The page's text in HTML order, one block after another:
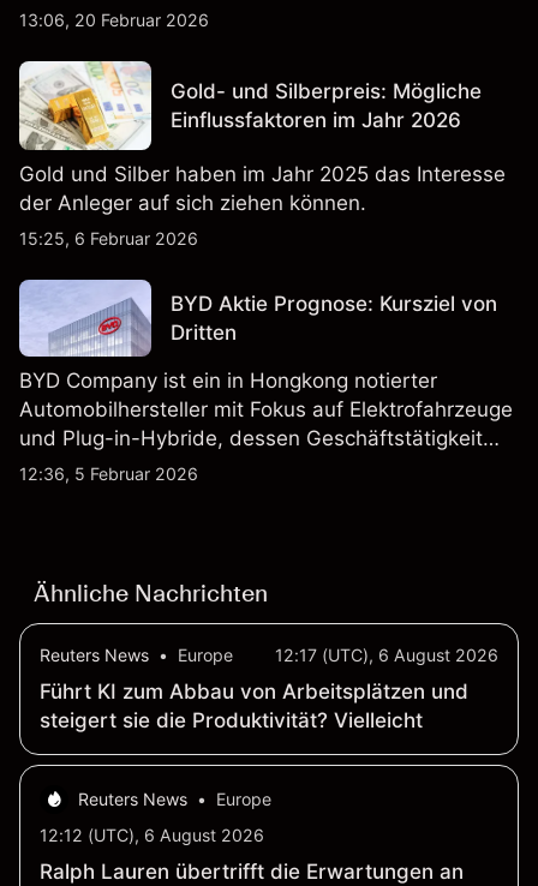
Währungen.
13:06, 20 Februar 2026
Gold- und Silberpreis: Mögliche
Einflussfaktoren im Jahr 2026
Gold und Silber haben im Jahr 2025 das Interesse
der Anleger auf sich ziehen können.
15:25, 6 Februar 2026
BYD Aktie Prognose: Kursziel von
Dritten
BYD Company ist ein in Hongkong notierter
Automobilhersteller mit Fokus auf Elektrofahrzeuge
und Plug-in-Hybride, dessen Geschäftstätigkeit
Fahrzeugproduktion, Batterien und verwandte
12:36, 5 Februar 2026
Ähnliche Nachrichten
Reuters News • Europe 12:17 (UTC), 6 August 2026
Führt KI zum Abbau von Arbeitsplätzen und
steigert sie die Produktivität? Vielleicht
Reuters News •
Europe
12:12 (UTC), 6 August 2026
Ralph Lauren übertrifft die Erwartungen an